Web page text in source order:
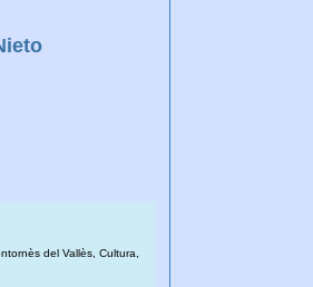
del Vallès, Cultura,